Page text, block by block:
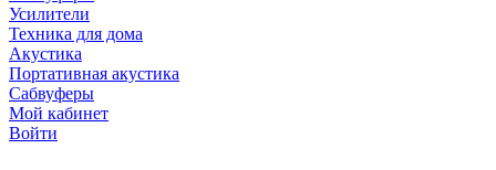
Усилители
Техника для дома
Акустика
Портативная акустика
Сабвуферы
Мой кабинет
Войти